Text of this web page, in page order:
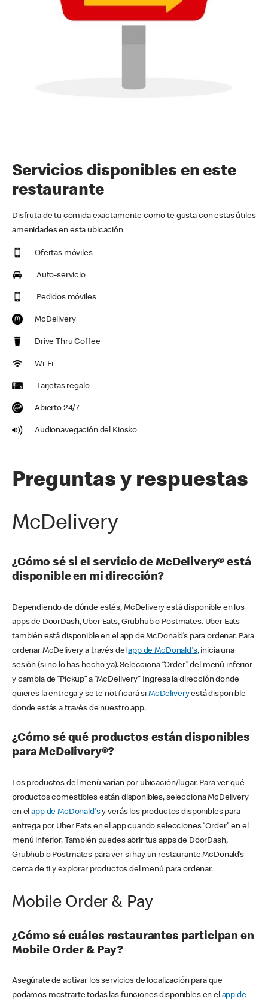
Servicios disponibles en este
restaurante
Disfruta de tu comida exactamente como te gusta con estas útiles
amenidades en esta ubicación
Ofertas móviles
Auto-servicio
Pedidos móviles
McDelivery
Drive Thru Coffee
Wi-Fi
Tarjetas regalo
Abierto 24/7
Audionavegación del Kiosko
Preguntas y respuestas
McDelivery
¿Cómo sé si el servicio de McDelivery® está
disponible en mi dirección?
Dependiendo de dónde estés, McDelivery está disponible en los
apps de DoorDash, Uber Eats, Grubhub o Postmates. Uber Eats
también está disponible en el app de McDonald’s para ordenar. Para
ordenar McDelivery a través delapp de McDonald's, inicia una
sesión (si no lo has hecho ya). Selecciona “Order” del menú inferior
y cambia de “Pickup” a “McDelivery’” Ingresa la dirección donde
quieres la entrega y se te notificará si McDeliveryestá disponible
donde estás a través de nuestro app.
¿Cómo sé qué productos están disponibles
para McDelivery®?
Los productos del menú varían por ubicación/lugar. Para ver qué
productos comestibles están disponibles, selecciona McDelivery
en elapp de McDonald'sy verás los productos disponibles para
entrega por Uber Eats en el app cuando selecciones “Order” en el
menú inferior. También puedes abrir tus apps de DoorDash,
Grubhub o Postmates para ver si hay un restaurante McDonald’s
cerca de ti y explorar productos del menú para ordenar.
Mobile Order & Pay
¿Cómo sé cuáles restaurantes participan en
Mobile Order & Pay?
Asegúrate de activar los servicios de localización para que
podamos mostrarte todas las funciones disponibles en el app de